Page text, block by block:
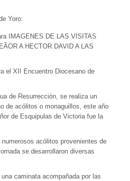
Yoro:
el XII Encuentro Diocesano de
de Resurrección, se realiza un
de acólitos o monaguillos, este año
de Esquipulas de Victoria fue la
acólitos provenientes de
se desarrollaron diversas
caminata acompañada por las